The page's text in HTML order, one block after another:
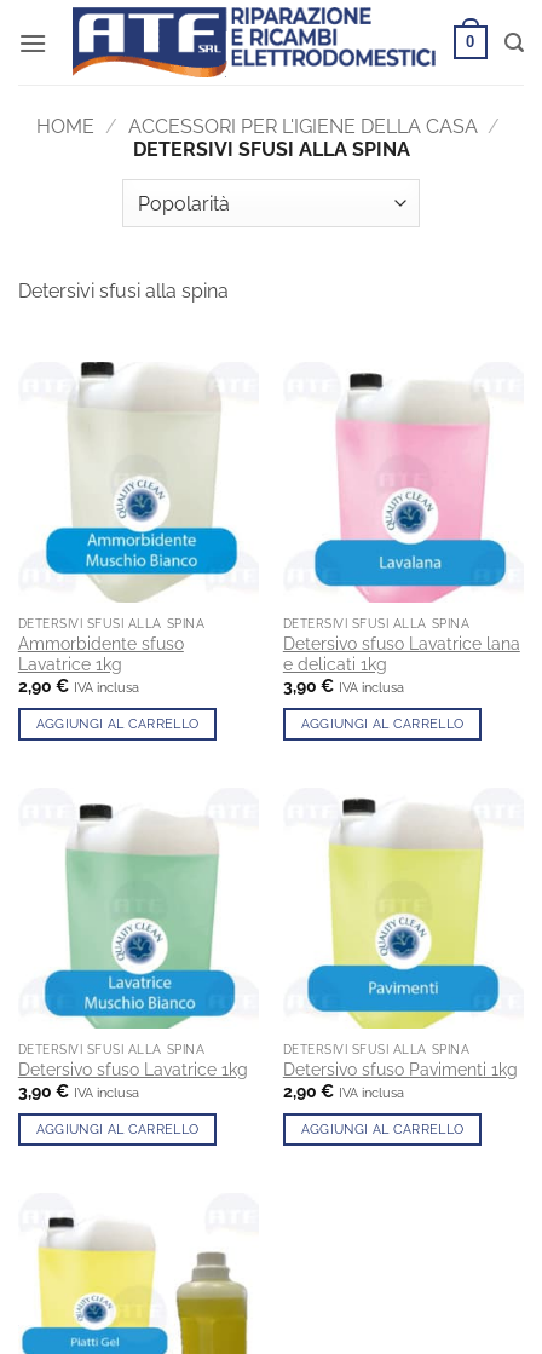
contenuti
0
HOME / ACCESSORI PER L'IGIENE DELLA CASA /
DETERSIVI SFUSI ALLA SPINA
Detersivi sfusi alla spina
DETERSIVI SFUSI ALLA SPINA
Ammorbidente sfuso
Lavatrice 1kg
2,90 € IVA inclusa
AGGIUNGI AL CARRELLO
DETERSIVI SFUSI ALLA SPINA
Detersivo sfuso Lavatrice lana
e delicati 1kg
3,90 € IVA inclusa
AGGIUNGI AL CARRELLO
DETERSIVI SFUSI ALLA SPINA
Detersivo sfuso Lavatrice 1kg
3,90 € IVA inclusa
AGGIUNGI AL CARRELLO
DETERSIVI SFUSI ALLA SPINA
Detersivo sfuso Pavimenti 1kg
2,90 € IVA inclusa
AGGIUNGI AL CARRELLO